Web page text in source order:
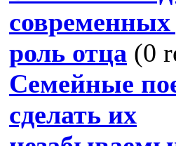
современных
роль отца (0
Семейные
сделать их